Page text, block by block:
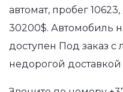
автомат, пробег
30200$. Автомобиль
доступен Под заказ с
недорогой